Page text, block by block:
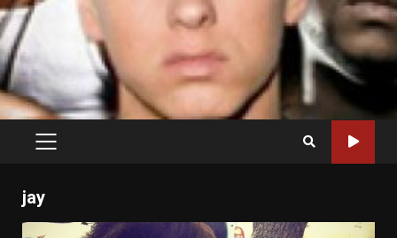
PRIMARY
jay